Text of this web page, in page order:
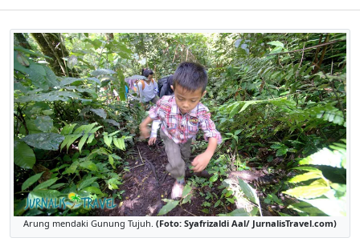
Arung mendaki Gunung Tujuh. (Foto: Syafrizaldi Aal/ JurnalisTravel.com)